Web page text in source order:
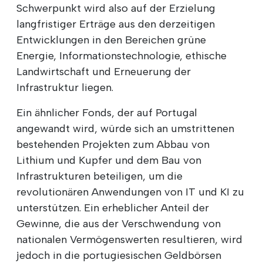
Schwerpunkt wird also auf der Erzielung
langfristiger Erträge aus den derzeitigen
Entwicklungen in den Bereichen grüne
Energie, Informationstechnologie, ethische
Landwirtschaft und Erneuerung der
Infrastruktur liegen.
Ein ähnlicher Fonds, der auf Portugal
angewandt wird, würde sich an umstrittenen
bestehenden Projekten zum Abbau von
Lithium und Kupfer und dem Bau von
Infrastrukturen beteiligen, um die
revolutionären Anwendungen von IT und KI zu
unterstützen. Ein erheblicher Anteil der
Gewinne, die aus der Verschwendung von
nationalen Vermögenswerten resultieren, wird
jedoch in die portugiesischen Geldbörsen